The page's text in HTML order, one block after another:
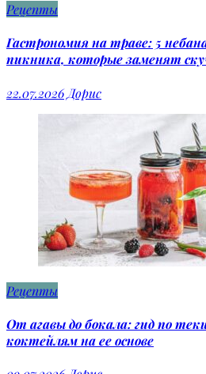
Рецепты
Гастрономия на траве: 5
пикника, которые заменят
22.07.2026 Дорис
Рецепты
От агавы до бокала: гид по
коктейлям на ее основе